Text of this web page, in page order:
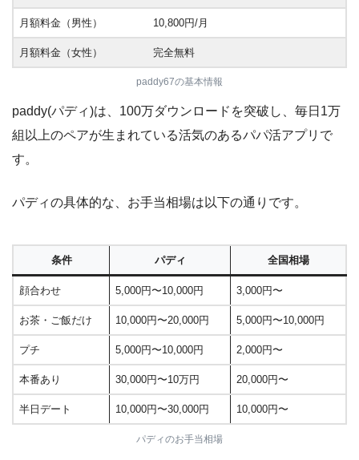
月額料金（男性） 10,800円/月
月額料金（女性） 完全無料
paddy67の基本情報
paddy(パディ)は、100万ダウンロードを突破し、毎日1万
組以上のペアが生まれている活気のあるパパ活アプリで
す。
パディの具体的な、お手当相場は以下の通りです。
条件 パディ 全国相場
顔合わせ 5,000円〜10,000円 3,000円〜
お茶・ご飯だけ 10,000円〜20,000円 5,000円〜10,000円
プチ 5,000円〜10,000円 2,000円〜
本番あり 30,000円〜10万円 20,000円〜
半日デート 10,000円〜30,000円 10,000円〜
パディのお手当相場